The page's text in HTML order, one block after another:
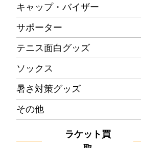
キャップ・バイザー
サポーター
テニス面白グッズ
ソックス
暑さ対策グッズ
その他
ラケット買